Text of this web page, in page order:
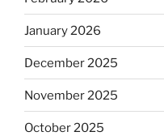
January 2026
December 2025
November 2025
October 2025